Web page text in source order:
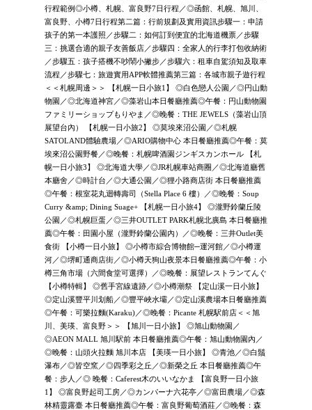
行程範例◎小樽、札幌、富良野7日行程／◎函館、札幌、旭川、
富良野、小樽7日行程第二篇：行前規劃及實用資訊步驟一：申請
孩子的第一本護照／步驟二：如何訂到便宜的北海道機票／步驟
三：挑選合適的親子友善飯店／步驟四：全家人的行李打包收納術
／步驟五：孩子搭機不吵鬧小撇步／步驟六：租車自駕須知及取車
流程／步驟七：旅遊實用APP軟體推薦第三篇：各城市親子遊行程
＜＜札幌周邊＞＞ 【札幌一日小旅1】 ◎白色戀人公園／◎円山動
物園／◎北海道神宮／◎藻岩山本日餐廳推薦◎午餐：円山動物園
ファミリーショップもりやま／◎晚餐：THE JEWELS（藻岩山頂
展望台內） 【札幌一日小旅2】 ◎莫埃來沼公園／◎札幌
SATOLAND體驗農場／◎ARIO購物中心 本日餐廳推薦◎午餐：莫
埃來沼公園野餐／◎晚餐：札幌啤酒園ジンギスカンホール 【札
幌一日小旅3】 ◎北海道大學／◎JR札幌車站商圈／◎北海道廳舊
本廳舍／◎時計台／◎大通公園／◎狸小路商店街 本日餐廳推薦
◎午餐：根室花丸迴轉壽司（Stella Place 6 樓）／◎晚餐：Soup
Curry &amp; Dining Suage+ 【札幌一日小旅4】 ◎瀧野鈴蘭丘陵
公園／◎札幌巨蛋／◎三井OUTLET PARK札幌北廣島 本日餐廳推
薦◎午餐：田園小屋（瀧野鈴蘭公園內）／◎晚餐：三井Outlet美
食街 【小樽一日小旅】 ◎小樽市綜合博物館─運河館／◎小樽運
河／◎堺町通商店街／◎小樽天狗山夜景本日餐廳推薦◎午餐：小
樽三角市場（六間食堂可選擇）／◎晚餐：展望レストランてんぐ
【小樽特輯】 ◎舊手宮線遺跡／◎小樽潮祭 【定山溪一日小旅】
◎定山溪豐平川划船／◎豐平峽水壩／◎定山溪農場本日餐廳推薦
◎午餐：可樂拉麵(Karaku)／◎晚餐：Picante 札幌駅前店＜＜旭
川、美瑛、富良野＞＞ 【旭川一日小旅】 ◎旭山動物園／
◎AEON MALL 旭川駅前 本日餐廳推薦◎午餐：旭山動物園內／
◎晚餐：山頭火拉麵 旭川本店 【美瑛一日小旅】 ◎青池／◎白鬚
瀑布／◎皆空窯／◎四季彩之丘／◎新榮之丘 本日餐廳推薦◎午
餐：步人／◎ 晚餐：Caferest木のいいなかま 【富良野一日小旅
1】 ◎富良野起司工房／◎カンパーナ六花亭／◎富田農場／◎森
林精靈露臺 本日餐廳推薦◎午餐：富良野葡萄酒莊／◎晚餐：森